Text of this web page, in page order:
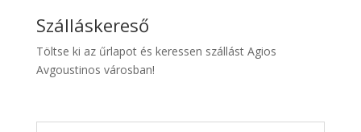
Szálláskereső
Töltse ki az űrlapot és keressen szállást Agios
Avgoustinos városban!